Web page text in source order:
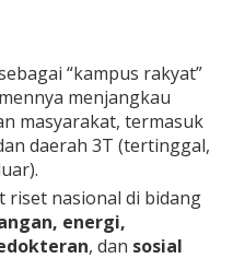
“kampus rakyat”
menjangkau
masyarakat, termasuk
daerah 3T (tertinggal,
riset nasional di bidang
energi,
, dan sosial